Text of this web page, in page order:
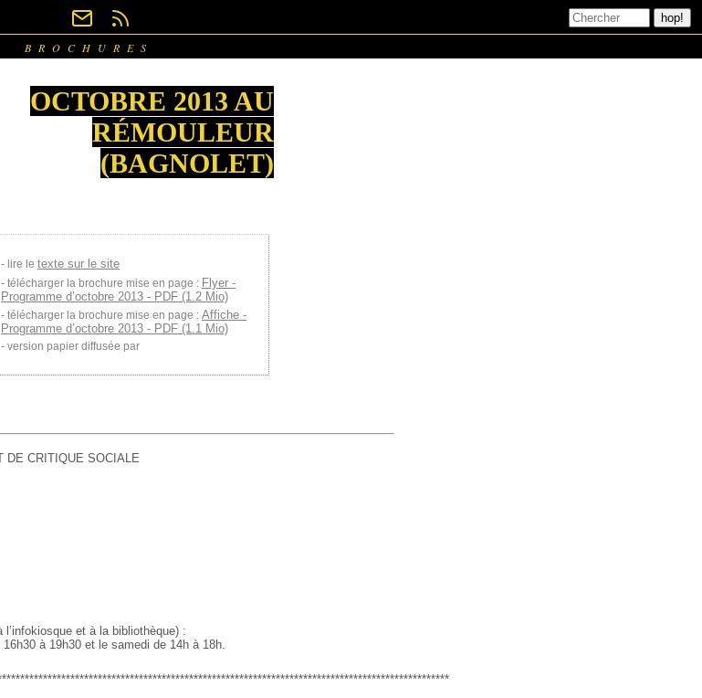
BROCHURES
OCTOBRE 2013 AU
RÉMOULEUR
(BAGNOLET)
lire le texte sur le site
télécharger la brochure mise en page : Flyer -
Programme d’octobre 2013 - PDF (1.2 Mio)
télécharger la brochure mise en page : Affiche -
Programme d’octobre 2013 - PDF (1.1 Mio)
version papier diffusée par
DE CRITIQUE SOCIALE
et à la bibliothèque) :
à 19h30 et le samedi de 14h à 18h.